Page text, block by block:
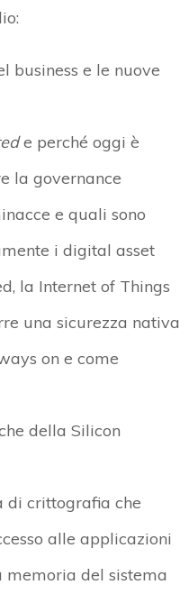
business e le nuove
e perché oggi è
la governance
e quali sono
i digital asset
la Internet of Things
una sicurezza nativa
on e come
della Silicon
di crittografia che
alle applicazioni
memoria del sistema